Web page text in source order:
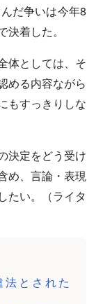
だ争いは今年8
着した。
体としては、そ
める内容ながら
もすっきりしな
決定をどう受け
め、言論・表現
たい。（ライタ
とされた